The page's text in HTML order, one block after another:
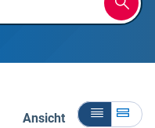
Ansicht